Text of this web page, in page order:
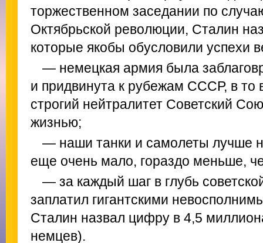
торжественном заседании по
Октябрьской революции, Сталин
которые якобы обусловили успехи
— немецкая армия была
и придвинута к рубежам СССР, в то
строгий нейтралитет Советский
жизнью;
— наши танки и самолеты лучше
еще очень мало, гораздо меньше,
— за каждый шаг в глубь
заплатил гигантскими
Сталин назвал цифру в 4,5
немцев).